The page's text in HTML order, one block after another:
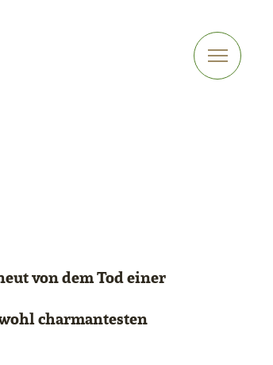
von dem Tod einer
charmantesten